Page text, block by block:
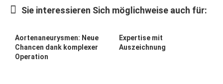
Sie interessieren Sich möglichweise auch für:
Aortenaneurysmen: Neue
Chancen dank komplexer
Operation
Expertise mit
Auszeichnung